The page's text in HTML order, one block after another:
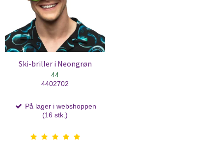
Ski-briller i Neongrøn
44
4402702
På lager i webshoppen
(16 stk.)